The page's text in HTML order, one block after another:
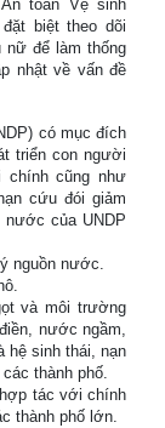
toàn Vệ sinh
đặt biệt theo dõi
nữ để làm thống
nhật về vấn đề
có mục đích
triển con người
chính cũng như
cứu đói giảm
của UNDP
nguồn nước.
và môi trường
nước ngầm,
hệ sinh thái, nạn
thành phố.
tác với chính
thành phố lớn.